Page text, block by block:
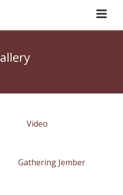
Video
Gathering Jember